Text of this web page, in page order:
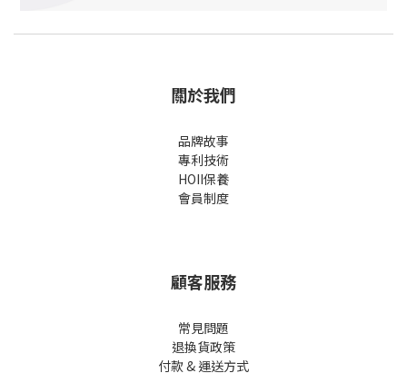
關於我們
品牌故事
專利技術
HOII保養
會員制度
顧客服務
常見問題
退換貨政策
付款 & 運送方式